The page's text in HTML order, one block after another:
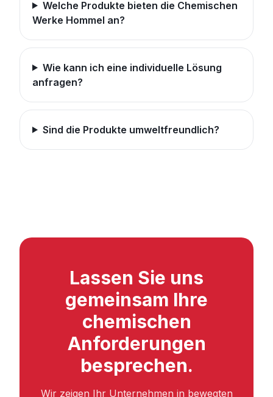
Welche Produkte bieten die Chemischen
Werke Hommel an?
Wie kann ich eine individuelle Lösung
anfragen?
Sind die Produkte umweltfreundlich?
Lassen Sie uns
gemeinsam Ihre
chemischen
Anforderungen
besprechen.
Wir zeigen Ihr Unternehmen in bewegten